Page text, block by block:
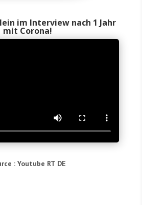
im Interview nach 1 Jahr
mit Corona!
: You­tube RT DE